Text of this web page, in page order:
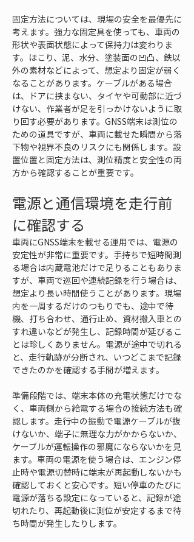
固定方法については、現場の安全を最優先に
考えます。強力な固定具を使っても、車両の
形状や表面状態によって保持力は変わりま
す。ほこり、泥、水分、塗装面の凹凸、鉄以
外の素材などによって、想定より固定が弱く
なることがあります。ケーブルがある場合
は、ドアに挟まない、タイヤや可動部に近づ
けない、作業者が足を引っかけないように取
り回す必要があります。GNSS端末は測位の
ための道具ですが、車両に載せた瞬間から落
下物や視界不良のリスクにも関係します。設
置位置と固定方法は、測位精度と安全性の両
方から確認することが重要です。
電源と通信環境を走行前
に確認する
車両にGNSS端末を載せる運用では、電源の
安定性が非常に重要です。手持ちで短時間測
る場合は内蔵電池だけで足りることもありま
すが、車両で巡回や連続記録を行う場合は、
想定より長い時間使うことがあります。現場
内を一周するだけのつもりでも、途中で待
機、打ち合わせ、通行止め、資材搬入車との
すれ違いなどが発生し、記録時間が延びるこ
とは珍しくありません。電源が途中で切れる
と、走行軌跡が分断され、いつどこまで記録
できたのかを確認する手間が増えます。
準備段階では、端末本体の充電状態だけでな
く、車両側から給電する場合の接続方法も確
認します。走行中の振動で電源ケーブルが抜
けないか、端子に無理な力がかからないか、
ケーブルが運転操作の邪魔にならないかを見
ます。車両の電源を使う場合は、エンジン停
止時や電源切替時に端末が再起動しないかも
確認しておくと安心です。短い停車のたびに
電源が落ちる設定になっていると、記録が途
切れたり、再起動後に測位が安定するまで待
ち時間が発生したりします。